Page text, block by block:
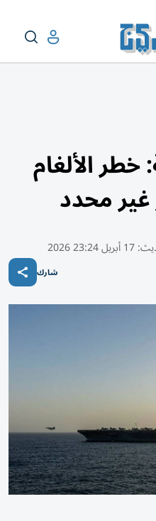
خطر الألغام
محدد
17 أبريل 23:24 2026
شارك